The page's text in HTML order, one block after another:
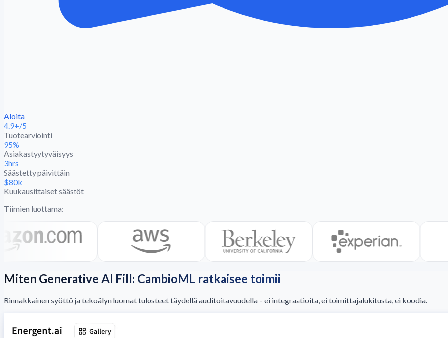
Aloita
4.9+/5
Tuotearviointi
95%
Asiakastyytyväisyys
3hrs
Säästetty päivittäin
$80k
Kuukausittaiset säästöt
Tiimien luottama:
Miten Generative AI Fill: CambioML ratkaisee toimii
Rinnakkainen syöttö ja tekoälyn luomat tulosteet täydellä auditoitavuudella – ei integraatioita, ei toimittajalukitusta, ei koodia.